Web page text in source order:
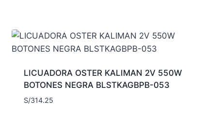
LICUADORA OSTER KALIMAN 2V 550W
BOTONES NEGRA BLSTKAGBPB-053
S/314.25